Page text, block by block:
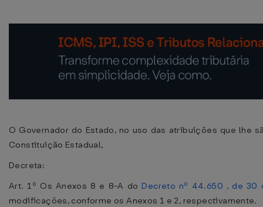
O Governador do Estado, no uso das atribuições que lhe
Constituição Estadual,
Decreta:
Art. 1º Os Anexos 8 e 8-A do Decreto nº 44.650 , de 30
modificações, conforme os Anexos 1 e 2, respectivamente.